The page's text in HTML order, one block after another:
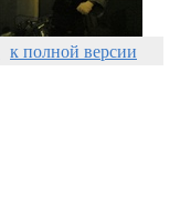
к полной версии